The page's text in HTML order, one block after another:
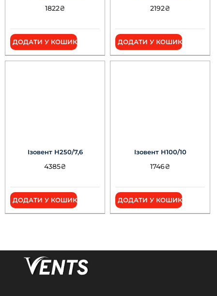
1822₴
ДОДАТИ У КОШИК
2192₴
ДОДАТИ У КОШИК
Ізовент Н250/7,6
4385₴
ДОДАТИ У КОШИК
Ізовент Н100/10
1746₴
ДОДАТИ У КОШИК